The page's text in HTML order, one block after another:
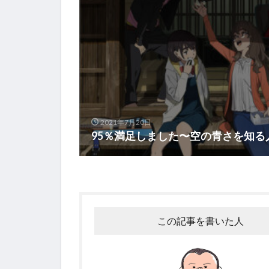
2021年7月20日
95％満足しました〜空の青さを知る
この記事を書いた人